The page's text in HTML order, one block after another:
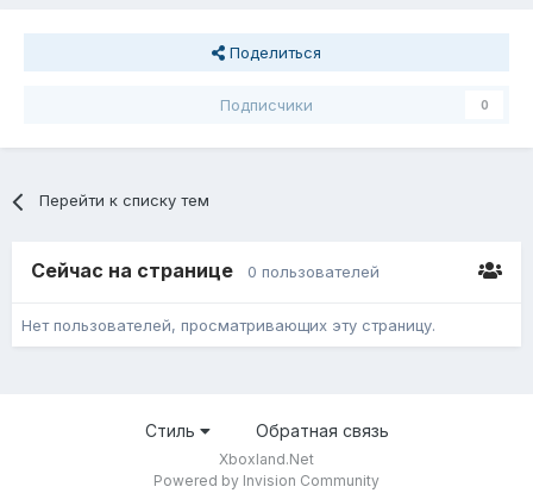
Поделиться
Подписчики 0
Перейти к списку тем
Сейчас на странице 0 пользователей
Нет пользователей, просматривающих эту страницу.
Стиль Обратная связь
Xboxland.Net
Powered by Invision Community